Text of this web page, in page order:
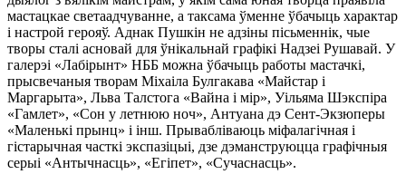
мастацкае светаадчуванне, а таксама ўменне ўбачыць характар
і настрой герояў. Аднак Пушкін не адзіны пісьменнік, чые
творы сталі асновай для ўнікальнай графікі Надзеі Рушавай. У
галерэі «Лабірынт» НББ можна ўбачыць работы мастачкі,
прысвечаныя творам Міхаіла Булгакава «Майстар і
Маргарыта», Льва Талстога «Вайна і мір», Уільяма Шэкспіра
«Гамлет», «Сон у летнюю ноч», Антуана дэ Сент-Экзюперы
«Маленькі прынц» і інш. Прывабліваюць міфалагічная і
гістарычная часткі экспазіцыі, дзе дэманструюцца графічныя
серыі «Антычнасць», «Егіпет», «Сучаснасць».